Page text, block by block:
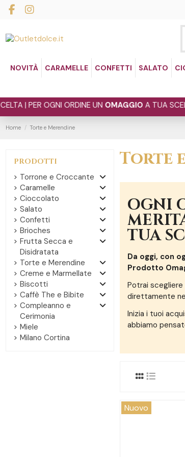
NOVITÀ CARAMELLE CONFETTI SALATO
OGNI ORDINE UNOMAGGIOA TUA SCELTA | PER
Home Torte e Merendine
Torte
OGNI
TUA
Da oggi, con
Prodotto
Potrai
direttamente
Inizia i tuoi
abbiamo
Nuovo
PRODOTTI
Torrone e Croccante
Caramelle
Cioccolato
Salato
Confetti
Brioches
Frutta Secca e
Disidratata
Torte e Merendine
Creme e Marmellate
Biscotti
Caffè The e Bibite
Compleanno e
Cerimonia
Miele
Milano Cortina